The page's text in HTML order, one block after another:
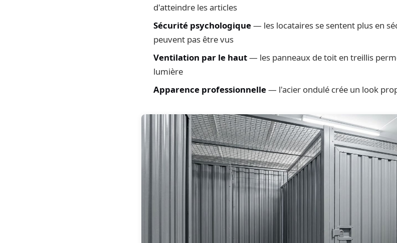
d'atteindre les articles
Sécurité psychologique— les locataires se sentent plus en
peuvent pas être vus
Ventilation par le haut— les panneaux de toit en treillis
lumière
Apparence professionnelle— l'acier ondulé crée un look